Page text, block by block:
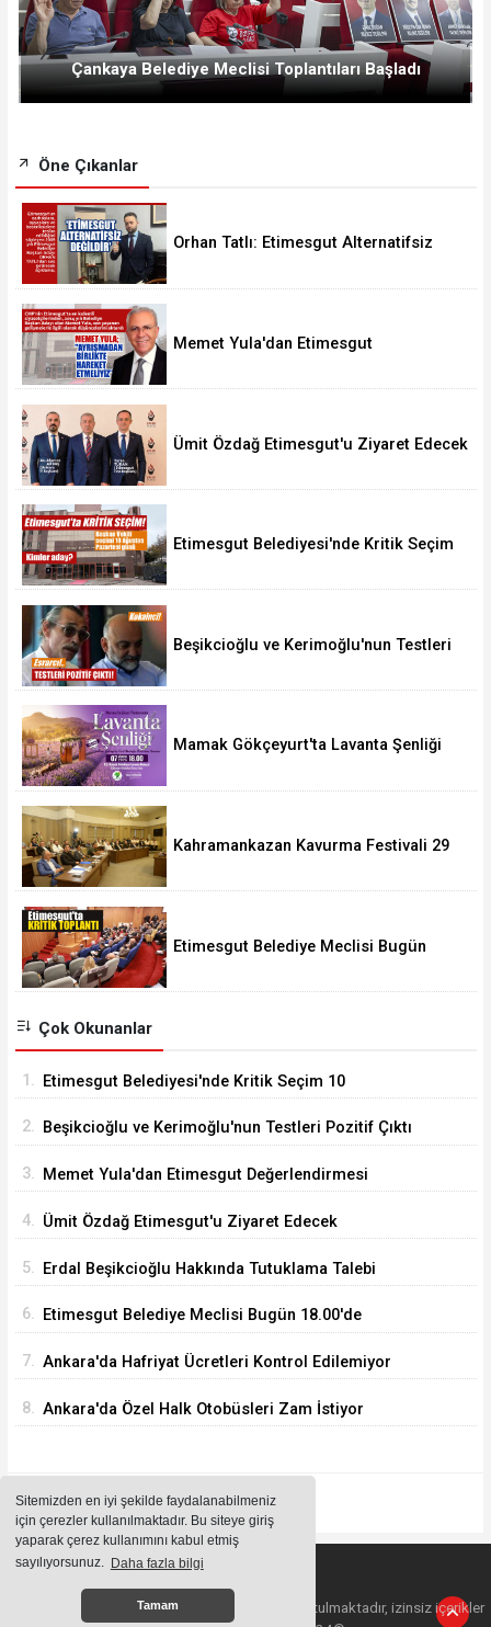
Sitemizden en iyi şekilde faydalanabilmeniz
için çerezler kullanılmaktadır. Bu siteye giriş
yaparak çerez kullanımını kabul etmiş
sayılıyorsunuz. Daha fazla bilgi
Tamam
Çankaya Belediye Meclisi Toplantıları Başladı
Öne Çıkanlar
Orhan Tatlı: Etimesgut Alternatifsiz
Memet Yula'dan Etimesgut
Ümit Özdağ Etimesgut'u Ziyaret Edecek
Etimesgut Belediyesi'nde Kritik Seçim
Beşikcioğlu ve Kerimoğlu'nun Testleri
Mamak Gökçeyurt'ta Lavanta Şenliği
Kahramankazan Kavurma Festivali 29
Etimesgut Belediye Meclisi Bugün
Çok Okunanlar
1. Etimesgut Belediyesi'nde Kritik Seçim 10
2. Beşikcioğlu ve Kerimoğlu'nun Testleri Pozitif Çıktı
3. Memet Yula'dan Etimesgut Değerlendirmesi
4. Ümit Özdağ Etimesgut'u Ziyaret Edecek
5. Erdal Beşikcioğlu Hakkında Tutuklama Talebi
6. Etimesgut Belediye Meclisi Bugün 18.00'de
7. Ankara'da Hafriyat Ücretleri Kontrol Edilemiyor
8. Ankara'da Özel Halk Otobüsleri Zam İstiyor
Sitemizde bulunan içeriklerin tüm hakları saklı tutulmaktadır, izinsiz içerikler